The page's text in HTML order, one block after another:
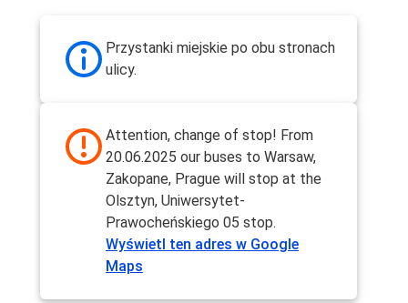
Przystanki miejskie po obu stronach
ulicy.
Attention, change of stop! From
20.06.2025 our buses to Warsaw,
Zakopane, Prague will stop at the
Olsztyn, Uniwersytet-
Prawocheńskiego 05 stop.
Wyświetl ten adres w Google
Maps